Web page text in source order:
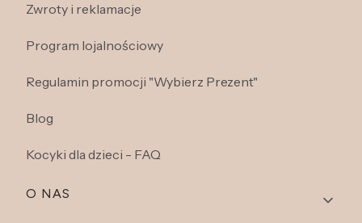
Zwroty i reklamacje
Program lojalnościowy
Regulamin promocji "Wybierz Prezent"
Blog
Kocyki dla dzieci - FAQ
O NAS